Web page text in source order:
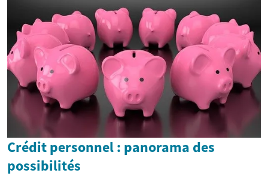
Crédit personnel : panorama des
possibilités